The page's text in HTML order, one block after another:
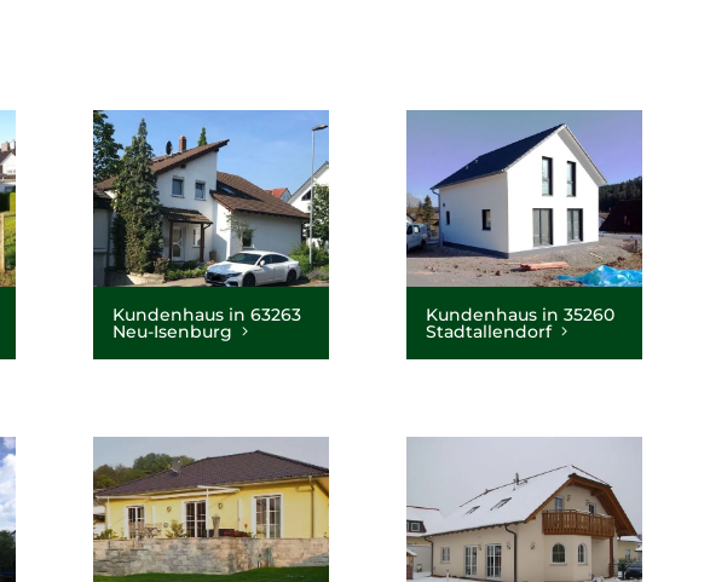
Kundenhaus in 63263
Neu-Isenburg
Kundenhaus in 35260
Stadtallendorf